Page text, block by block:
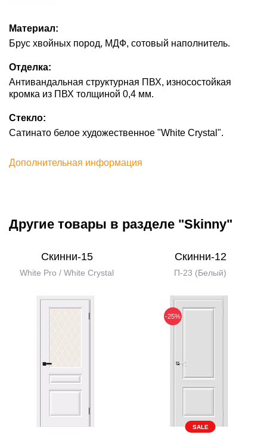
Материал:
Брус хвойных пород, МДФ, сотовый наполнитель.
Отделка:
Антивандальная структурная ПВХ, износостойкая
кромка из ПВХ толщиной 0,4 мм.
Стекло:
Сатинато белое художественное "White Сrystal".
Дополнительная информация
Другие товары в разделе "Skinny"
Скинни-15
White Pro / White Сrystal
Скинни-12
П-23 (Белый)
-25%
SALE